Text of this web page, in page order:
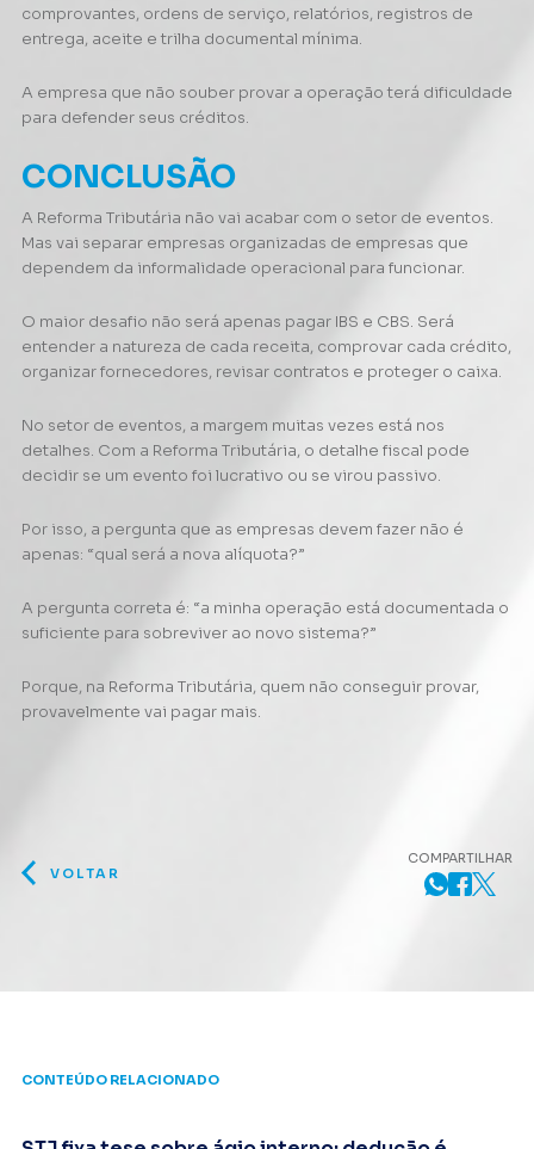
comprovantes, ordens de serviço, relatórios, registros de
entrega, aceite e trilha documental mínima.
A empresa que não souber provar a operação terá dificuldade
para defender seus créditos.
CONCLUSÃO
A Reforma Tributária não vai acabar com o setor de eventos.
Mas vai separar empresas organizadas de empresas que
dependem da informalidade operacional para funcionar.
O maior desafio não será apenas pagar IBS e CBS. Será
entender a natureza de cada receita, comprovar cada crédito,
organizar fornecedores, revisar contratos e proteger o caixa.
No setor de eventos, a margem muitas vezes está nos
detalhes. Com a Reforma Tributária, o detalhe fiscal pode
decidir se um evento foi lucrativo ou se virou passivo.
Por isso, a pergunta que as empresas devem fazer não é
apenas: “qual será a nova alíquota?”
A pergunta correta é: “a minha operação está documentada o
suficiente para sobreviver ao novo sistema?”
Porque, na Reforma Tributária, quem não conseguir provar,
provavelmente vai pagar mais.
VOLTAR
COMPARTILHAR
CONTEÚDO RELACIONADO